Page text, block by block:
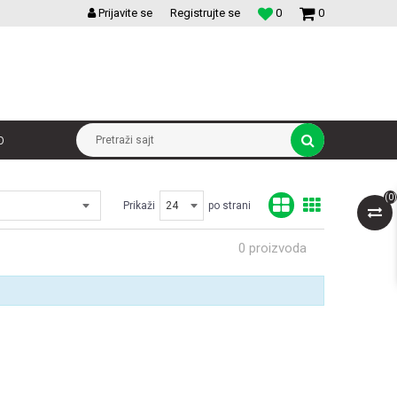
VELIKI IZBOR MODULARNIH PREKIDACA I UTICNICA 0
0
Prijavite se Registrujte se
Pretraži sajt
(0)
Prikaži po strani
0 proizvoda